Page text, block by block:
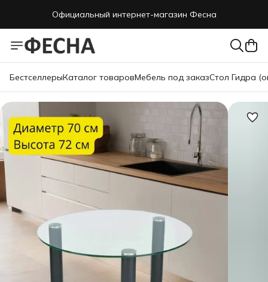
Официальный интернет-магазин Фесна
БестселлерыКаталог товаровМебель под заказСтол Гидра